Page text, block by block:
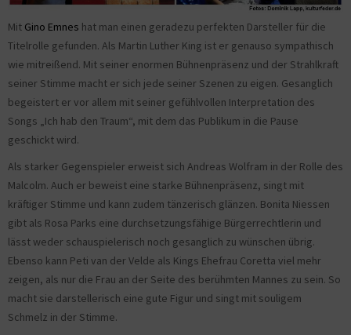
Mit Gino Emnes hat man einen geradezu perfekten Darsteller für die
Titelrolle gefunden. Als Martin Luther King ist er genauso sympathisch
wie mitreißend. Mit seiner enormen Bühnenpräsenz und der Strahlkraft
seiner Stimme macht er sich jede seiner Szenen zu eigen. Gesanglich
begeistert er vor allem mit seiner gefühlvollen Interpretation des
Songs „Ich hab den Traum“, mit dem das Publikum in die Pause
geschickt wird.
Als starker Gegenspieler erweist sich Andreas Wolfram in der Rolle des
Malcolm. Auch er beweist eine starke Bühnenpräsenz, singt mit
kräftiger Stimme und kann zudem tänzerisch glänzen. Bonita Niessen
gibt als Rosa Parks eine durchsetzungsfähige Bürgerrechtlerin und
lässt weder schauspielerisch noch gesanglich zu wünschen übrig.
Ebenso kann Peti van der Velde als Kings Ehefrau Coretta viel mehr
zeigen, als nur die Frau an der Seite des berühmten Mannes zu sein. So
macht sie darstellerisch eine gute Figur und singt mit souligem
Schmelz in der Stimme.